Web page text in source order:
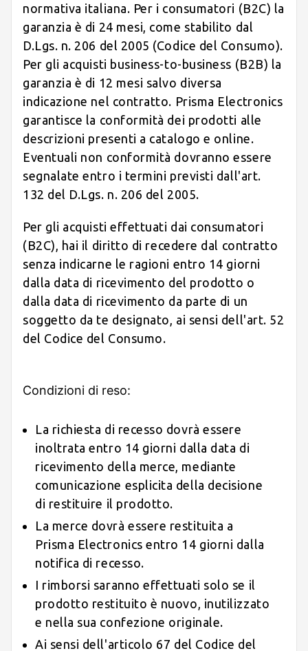
normativa italiana. Per i consumatori (B2C) la
garanzia è di 24 mesi, come stabilito dal
D.Lgs. n. 206 del 2005 (Codice del Consumo).
Per gli acquisti business-to-business (B2B) la
garanzia è di 12 mesi salvo diversa
indicazione nel contratto. Prisma Electronics
garantisce la conformità dei prodotti alle
descrizioni presenti a catalogo e online.
Eventuali non conformità dovranno essere
segnalate entro i termini previsti dall'art.
132 del D.Lgs. n. 206 del 2005.
Per gli acquisti effettuati dai consumatori
(B2C), hai il diritto di recedere dal contratto
senza indicarne le ragioni entro 14 giorni
dalla data di ricevimento del prodotto o
dalla data di ricevimento da parte di un
soggetto da te designato, ai sensi dell'art. 52
del Codice del Consumo.
Condizioni di reso:
La richiesta di recesso dovrà essere
inoltrata entro 14 giorni dalla data di
ricevimento della merce, mediante
comunicazione esplicita della decisione
di restituire il prodotto.
La merce dovrà essere restituita a
Prisma Electronics entro 14 giorni dalla
notifica di recesso.
I rimborsi saranno effettuati solo se il
prodotto restituito è nuovo, inutilizzato
e nella sua confezione originale.
Ai sensi dell'articolo 67 del Codice del